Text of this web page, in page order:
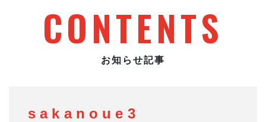
CONTENTS
お知らせ記事
sakanoue3